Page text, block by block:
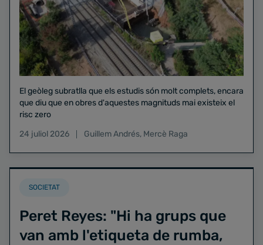
El geòleg subratlla que els estudis són molt complets, encara
que diu que en obres d'aquestes magnituds mai existeix el
risc zero
24 juliol 2026
Guillem Andrés, Mercè Raga
SOCIETAT
Peret Reyes: "Hi ha grups que
van amb l'etiqueta de rumba,